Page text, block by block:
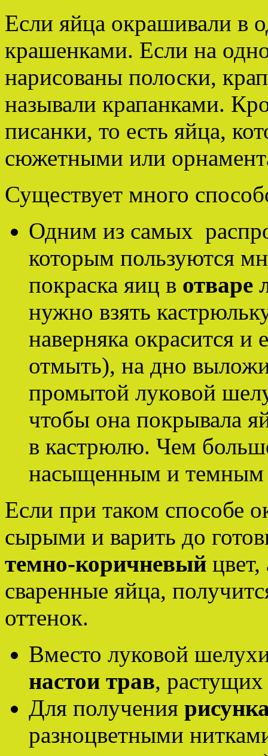
Если яйца окрашивали в
крашенками. Если на
нарисованы полоски,
называли крапанками.
писанки, то есть яйца,
сюжетными или
Существует много
Одним из самых
которым пользуются
покраска яиц в отваре
нужно взять
наверняка окрасится и
отмыть), на дно
промытой луковой
чтобы она покрывала
в кастрюлю. Чем
насыщенным и темным
Если при таком способе
сырыми и варить до
темно-коричневый
сваренные яйца,
оттенок.
Вместо луковой
настои трав,
Для получения
разноцветными